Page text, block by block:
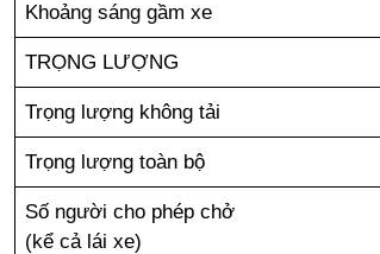
Khoảng sáng gầm xe
TRỌNG LƯỢNG
Trọng lượng không tải
Trọng lượng toàn bộ
Số người cho phép chở
(kể cả lái xe)